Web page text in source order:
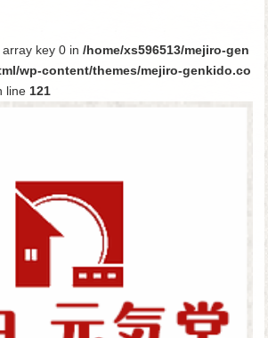
key 0 in /home/xs596513/mejiro-gen
wp-content/themes/mejiro-genkido.co
line 121